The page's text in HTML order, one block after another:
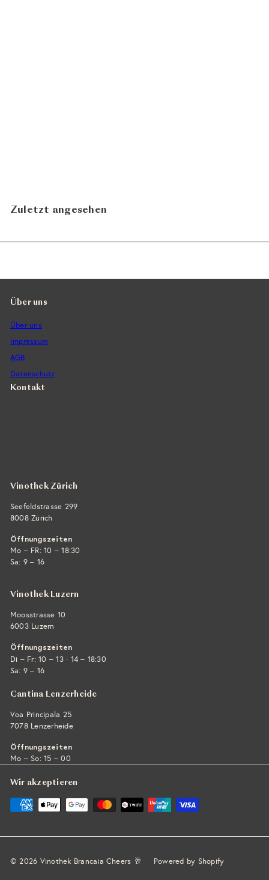
Zuletzt angesehen
Über uns
Über uns
Impressum
AGB
Datenschutz
Kontakt
Vinothek Zürich
Seefeldstrasse 299
8008 Zürich
Öffnungszeiten
Mo – FR: 10 – 18:30
Sa: 9 – 16
Vinothek Luzern
Moosstrasse 10
6003 Luzern
Öffnungszeiten
Di – Fr: 10 – 13 · 14 – 18:30
Sa: 9 – 16
Cantina Lenzerheide
Voa Principala 25
7078 Lenzerheide
Öffnungszeiten
Mo – So: 15 – 00
Wir akzeptieren
© 2026 Vinothek Brancaia Cheers 🥂 Powered by Shopify